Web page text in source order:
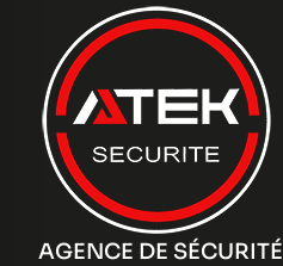
AGENCE DE SÉCURITÉ